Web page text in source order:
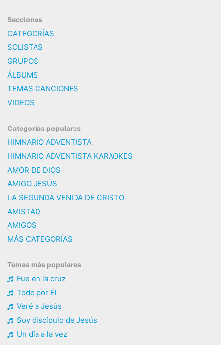
Secciones
CATEGORÍAS
SOLISTAS
GRUPOS
ÁLBUMS
TEMAS CANCIONES
VIDEOS
Categorías populares
HIMNARIO ADVENTISTA
HIMNARIO ADVENTISTA KARAOKES
AMOR DE DIOS
AMIGO JESÚS
LA SEGUNDA VENIDA DE CRISTO
AMISTAD
AMIGOS
MÁS CATEGORÍAS
Temas más populares
Fue en la cruz
Todo por Él
Veré a Jesús
Soy discípulo de Jesús
Un día a la vez